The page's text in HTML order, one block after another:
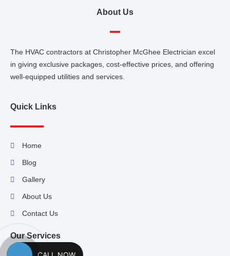
About Us
The HVAC contractors at Christopher McGhee Electrician excel
in giving exclusive packages, cost-effective prices, and offering
well-equipped utilities and services.
Quick Links
Home
Blog
Gallery
About Us
Contact Us
Our Services